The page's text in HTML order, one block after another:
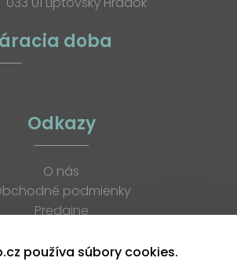
doba
Odkazy
O nás
podmienky
Predajne
K stiahnutiu
používa súbory cookies.